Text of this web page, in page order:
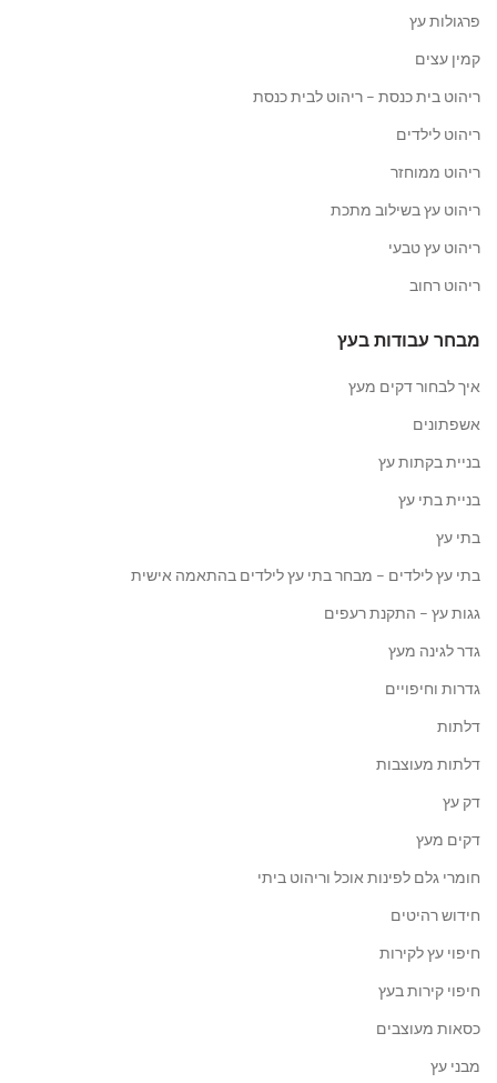
פרגולות עץ
קמין עצים
ריהוט בית כנסת – ריהוט לבית כנסת
ריהוט לילדים
ריהוט ממוחזר
ריהוט עץ בשילוב מתכת
ריהוט עץ טבעי
ריהוט רחוב
מבחר עבודות בעץ
איך לבחור דקים מעץ
אשפתונים
בניית בקתות עץ
בניית בתי עץ
בתי עץ
בתי עץ לילדים – מבחר בתי עץ לילדים בהתאמה אישית
גגות עץ – התקנת רעפים
גדר לגינה מעץ
גדרות וחיפויים
דלתות
דלתות מעוצבות
דק עץ
דקים מעץ
חומרי גלם לפינות אוכל וריהוט ביתי
חידוש רהיטים
חיפוי עץ לקירות
חיפוי קירות בעץ
כסאות מעוצבים
מבני עץ